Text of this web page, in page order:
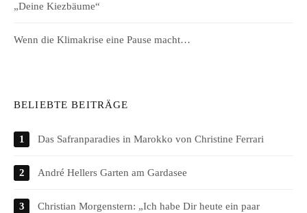
„Deine Kiezbäume“
Wenn die Klimakrise eine Pause macht…
BELIEBTE BEITRÄGE
Das Safranparadies in Marokko von Christine Ferrari
André Hellers Garten am Gardasee
Christian Morgenstern: „Ich habe Dir heute ein paar